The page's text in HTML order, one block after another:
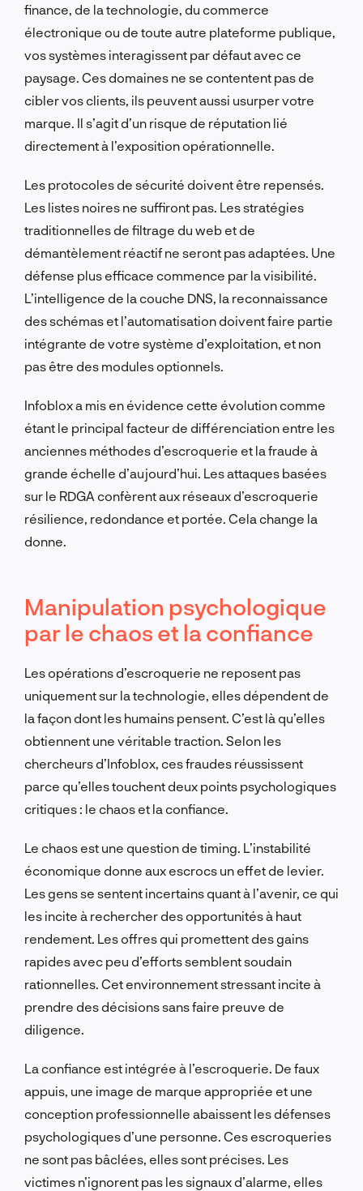
finance, de la technologie, du commerce
électronique ou de toute autre plateforme publique,
vos systèmes interagissent par défaut avec ce
paysage. Ces domaines ne se contentent pas de
cibler vos clients, ils peuvent aussi usurper votre
marque. Il s’agit d’un risque de réputation lié
directement à l’exposition opérationnelle.
Les protocoles de sécurité doivent être repensés.
Les listes noires ne suffiront pas. Les stratégies
traditionnelles de filtrage du web et de
démantèlement réactif ne seront pas adaptées. Une
défense plus efficace commence par la visibilité.
L’intelligence de la couche DNS, la reconnaissance
des schémas et l’automatisation doivent faire partie
intégrante de votre système d’exploitation, et non
pas être des modules optionnels.
Infoblox a mis en évidence cette évolution comme
étant le principal facteur de différenciation entre les
anciennes méthodes d’escroquerie et la fraude à
grande échelle d’aujourd’hui. Les attaques basées
sur le RDGA confèrent aux réseaux d’escroquerie
résilience, redondance et portée. Cela change la
donne.
Manipulation psychologique
par le chaos et la confiance
Les opérations d’escroquerie ne reposent pas
uniquement sur la technologie, elles dépendent de
la façon dont les humains pensent. C’est là qu’elles
obtiennent une véritable traction. Selon les
chercheurs d’Infoblox, ces fraudes réussissent
parce qu’elles touchent deux points psychologiques
critiques : le chaos et la confiance.
Le chaos est une question de timing. L’instabilité
économique donne aux escrocs un effet de levier.
Les gens se sentent incertains quant à l’avenir, ce qui
les incite à rechercher des opportunités à haut
rendement. Les offres qui promettent des gains
rapides avec peu d’efforts semblent soudain
rationnelles. Cet environnement stressant incite à
prendre des décisions sans faire preuve de
diligence.
La confiance est intégrée à l’escroquerie. De faux
appuis, une image de marque appropriée et une
conception professionnelle abaissent les défenses
psychologiques d’une personne. Ces escroqueries
ne sont pas bâclées, elles sont précises. Les
victimes n’ignorent pas les signaux d’alarme, elles